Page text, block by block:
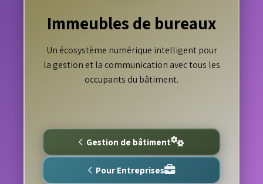
Immeubles de bureaux
Un écosystème numérique intelligent pour
la gestion et la communication avec tous les
occupants du bâtiment.
Gestion de bâtiment
Pour Entreprises